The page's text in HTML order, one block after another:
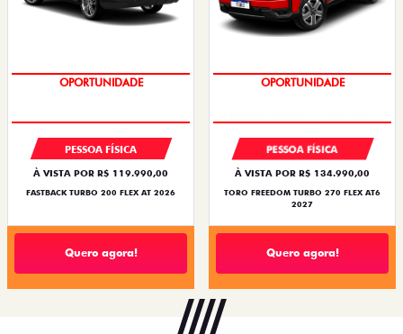
OPORTUNIDADE
PESSOA FÍSICA
À VISTA POR R$ 119.990,00
FASTBACK TURBO 200 FLEX AT 2026
Quero agora!
OPORTUNIDADE
PESSOA FÍSICA
À VISTA POR R$ 134.990,00
TORO FREEDOM TURBO 270 FLEX AT6
2027
Quero agora!